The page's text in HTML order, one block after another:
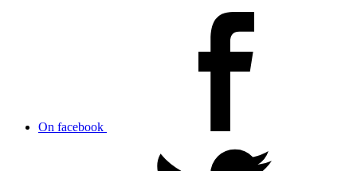
On facebook